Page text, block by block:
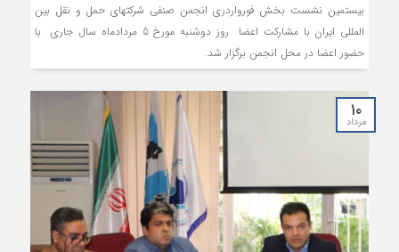
بیستمین نشست بخش فورواردری انجمن صنفی شرکتهای حمل و نقل بین
المللی ایران با مشارکت اعضا روز دوشنبه مورخ 5 مردادماه سال جاری با
حضور اعضا در محل انجمن برگزار شد.
۱۰
مرداد